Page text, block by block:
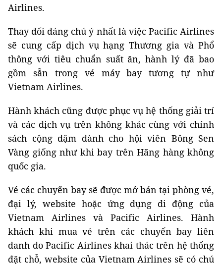
Airlines.
Thay đổi đáng chú ý nhất là việc Pacific Airlines
sẽ cung cấp dịch vụ hạng Thương gia và Phổ
thông với tiêu chuẩn suất ăn, hành lý đã bao
gồm sẵn trong vé máy bay tương tự như
Vietnam Airlines.
Hành khách cũng được phục vụ hệ thống giải trí
và các dịch vụ trên không khác cùng với chính
sách cộng dặm dành cho hội viên Bông Sen
Vàng giống như khi bay trên Hãng hàng không
quốc gia.
Vé các chuyến bay sẽ được mở bán tại phòng vé,
đại lý, website hoặc ứng dụng di động của
Vietnam Airlines và Pacific Airlines. Hành
khách khi mua vé trên các chuyến bay liên
danh do Pacific Airlines khai thác trên hệ thống
đặt chỗ, website của Vietnam Airlines sẽ có chú